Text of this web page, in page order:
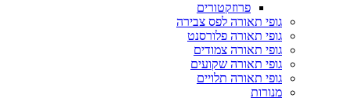
פרוזקטורים
גופי תאורה לפס צבירה
גופי תאורה פלורסנט
גופי תאורה צמודים
גופי תאורה שקועים
גופי תאורה תלויים
מנורות